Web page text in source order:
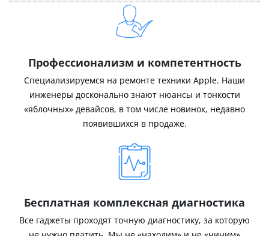
Профессионализм и компетентность
Специализируемся на ремонте техники Apple. Наши
инженеры досконально знают нюансы и тонкости
«яблочных» девайсов, в том числе новинок, недавно
появившихся в продаже.
Бесплатная комплексная диагностика
Все гаджеты проходят точную диагностику, за которую